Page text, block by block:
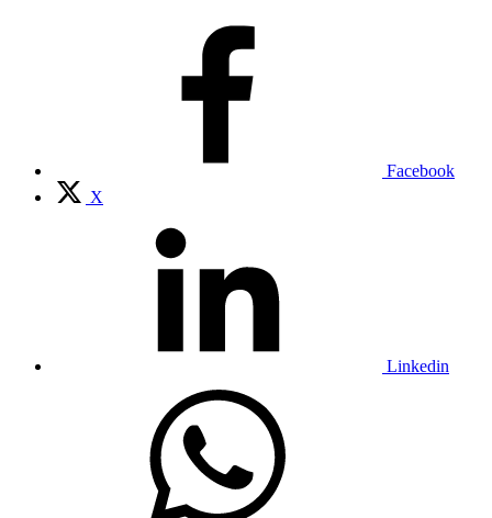
Facebook
X
Linkedin